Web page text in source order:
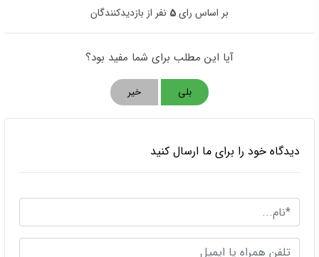
بر اساس رای5 نفر از بازدیدکنندگان
آیا این مطلب برای شما مفید بود؟
بلی خیر
دیدگاه خود را برای ما ارسال کنید